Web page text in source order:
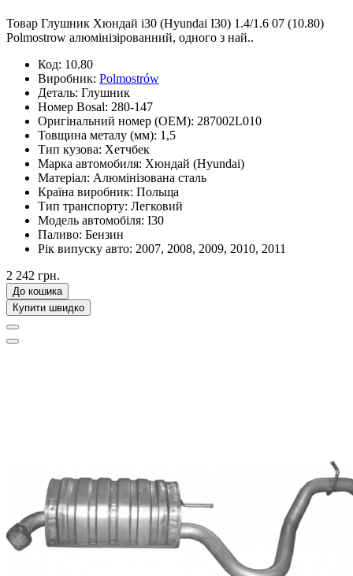
Товар Глушник Хюндай і30 (Hyundai I30) 1.4/1.6 07 (10.80)
Polmostrow алюмінізірованний, одного з най..
Код: 10.80
Виробник: Polmostrów
Деталь: Глушник
Номер Bosal: 280-147
Оригінальний номер (OEM): 287002L010
Товщина металу (мм): 1,5
Тип кузова: Хетчбек
Марка автомобиля: Хюндай (Hyundai)
Матеріал: Алюмінізована сталь
Країна виробник: Польща
Тип транспорту: Легковий
Модель автомобіля: I30
Паливо: Бензин
Рік випуску авто: 2007, 2008, 2009, 2010, 2011
2 242 грн.
До кошика
Купити швидко